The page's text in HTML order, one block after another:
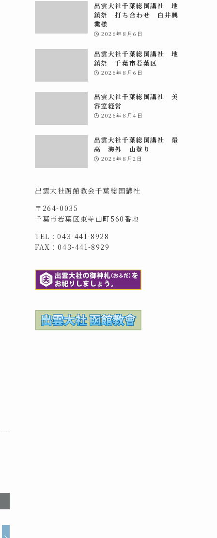
出雲大社千葉総国講社 地
鎮祭 打ち合わせ 白井興
業様
2026年8月6日
出雲大社千葉総国講社 地
鎮祭 千葉市若葉区
2026年8月6日
出雲大社千葉総国講社 美
容室経営
2026年8月4日
出雲大社千葉総国講社 最
高 海外 山登り
2026年8月2日
出雲大社函館教会千葉総国講社
〒264-0035
千葉市若葉区東寺山町560番地
TEL：043-441-8928
FAX：043-441-8929